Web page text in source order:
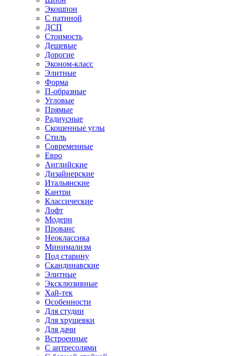
Экошпон
С патиной
ДСП
Стоимость
Дешевые
Дорогие
Эконом-класс
Элитные
Форма
П-образные
Угловые
Прямые
Радиусные
Скошенные углы
Стиль
Современные
Евро
Английские
Дизайнерские
Итальянские
Кантри
Классические
Лофт
Модерн
Прованс
Неоклассика
Минимализм
Под старину
Скандинавские
Элитные
Эксклюзивные
Хай-тек
Особенности
Для студии
Для хрущевки
Для дачи
Встроенные
С антресолями